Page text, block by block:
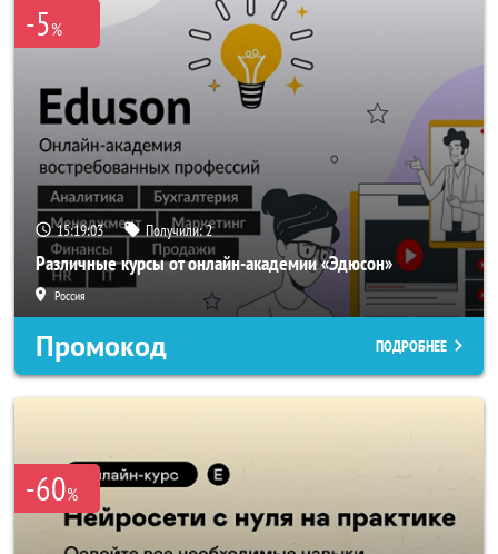
-5%
15:19:02 Получили:2
Различные курсы от онлайн-академии «Эдюсон»
Россия
Промокод ПОДРОБНЕЕ
-60%